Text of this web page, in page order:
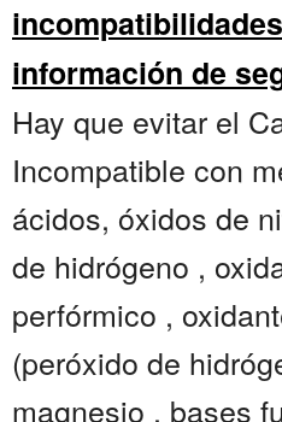
información de
Hay que evitar el
Incompatible con
ácidos, óxidos de
de hidrógeno ,
perfórmico ,
(peróxido de
magnesio , bases